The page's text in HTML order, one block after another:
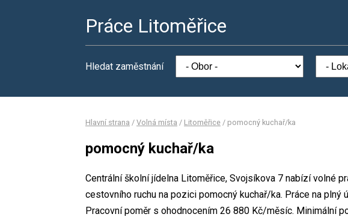
Práce Litoměřice
Hledat zaměstnání
Hlavní strana / Volná místa / Litoměřice / pomocný kuchař/ka
pomocný kuchař/ka
Centrální školní jídelna Litoměřice, Svojsíkova 7 nabízí volné
cestovního ruchu na pozici pomocný kuchař/ka. Práce na plný
Pracovní poměr s ohodnocením 26 880 Kč/měsíc. Minimální